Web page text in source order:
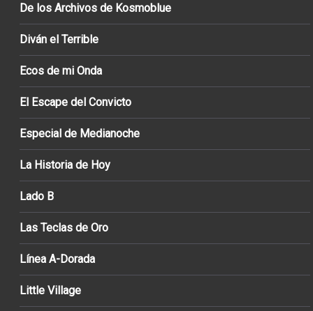
De los Archivos de Kosmoblue
Diván el Terrible
Ecos de mi Onda
El Escape del Convicto
Especial de Medianoche
La Historia de Hoy
Lado B
Las Teclas de Oro
Línea A-Dorada
Little Village